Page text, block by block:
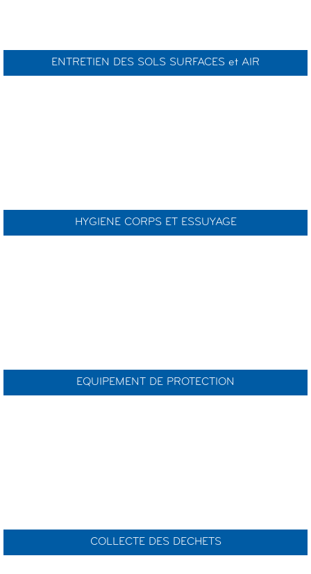
ENTRETIEN DES SOLS SURFACES et AIR
HYGIENE CORPS ET ESSUYAGE
EQUIPEMENT DE PROTECTION
COLLECTE DES DECHETS